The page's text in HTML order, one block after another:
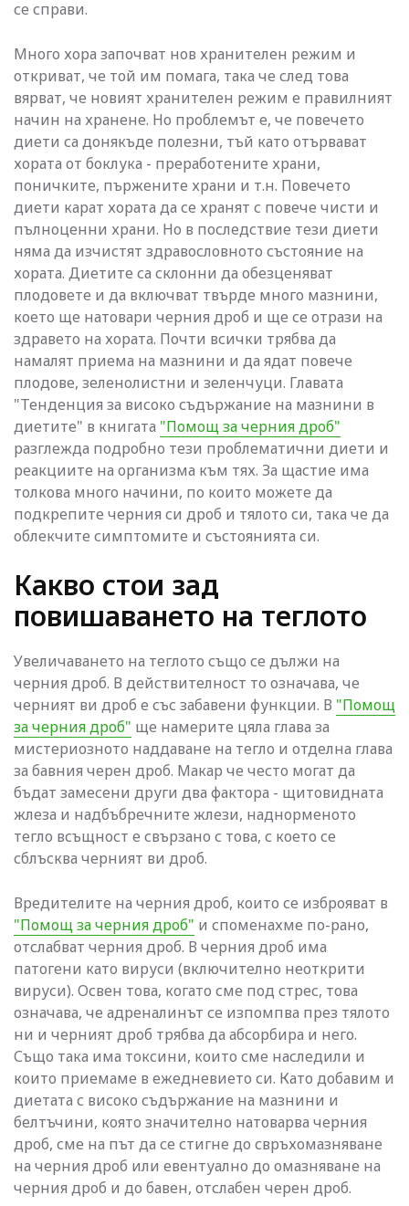
се справи.
Много хора започват нов хранителен режим и
откриват, че той им помага, така че след това
вярват, че новият хранителен режим е правилният
начин на хранене. Но проблемът е, че повечето
диети са донякъде полезни, тъй като отървават
хората от боклука - преработените храни,
поничките, пържените храни и т.н. Повечето
диети карат хората да се хранят с повече чисти и
пълноценни храни. Но в последствие тези диети
няма да изчистят здравословното състояние на
хората. Диетите са склонни да обезценяват
плодовете и да включват твърде много мазнини,
което ще натовари черния дроб и ще се отрази на
здравето на хората. Почти всички трябва да
намалят приема на мазнини и да ядат повече
плодове, зеленолистни и зеленчуци. Главата
"Тенденция за високо съдържание на мазнини в
диетите" в книгата "Помощ за черния дроб"
разглежда подробно тези проблематични диети и
реакциите на организма към тях. За щастие има
толкова много начини, по които можете да
подкрепите черния си дроб и тялото си, така че да
облекчите симптомите и състоянията си.
Какво стои зад
повишаването на теглото
Увеличаването на теглото също се дължи на
черния дроб. В действителност то означава, че
черният ви дроб е със забавени функции. В "Помощ
за черния дроб" ще намерите цяла глава за
мистериозното наддаване на тегло и отделна глава
за бавния черен дроб. Макар че често могат да
бъдат замесени други два фактора - щитовидната
жлеза и надбъбречните жлези, наднорменото
тегло всъщност е свързано с това, с което се
сблъсква черният ви дроб.
Вредителите на черния дроб, които се изброяват в
"Помощ за черния дроб" и споменахме по-рано,
отслабват черния дроб. В черния дроб има
патогени като вируси (включително неоткрити
вируси). Освен това, когато сме под стрес, това
означава, че адреналинът се изпомпва през тялото
ни и черният дроб трябва да абсорбира и него.
Също така има токсини, които сме наследили и
които приемаме в ежедневието си. Като добавим и
диетата с високо съдържание на мазнини и
белтъчини, която значително натоварва черния
дроб, сме на път да се стигне до свръхомазняване
на черния дроб или евентуално до омазняване на
черния дроб и до бавен, отслабен черен дроб.